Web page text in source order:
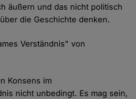
äußern und das nicht politisch
die Geschichte denken.
Verständnis" von
Konsens im
nicht unbedingt. Es mag sein,